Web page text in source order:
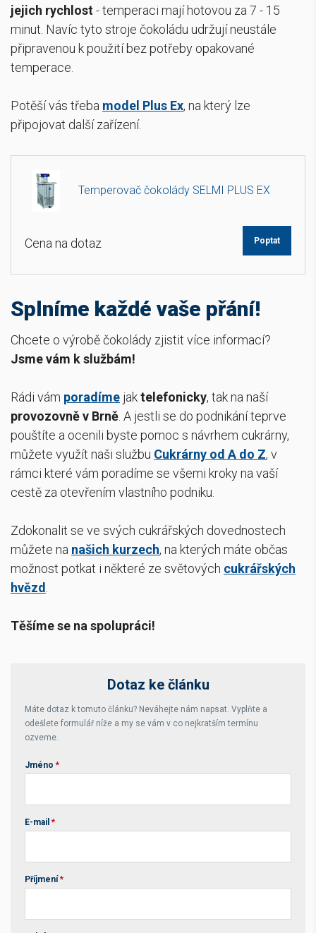
jejich rychlost- temperaci mají hotovou za 7 - 15
minut. Navíc tyto stroje čokoládu udržují neustále
připravenou k použití bez potřeby opakované
temperace
Potěší vás třeba model Plus Ex, na který lze
připojovat další zařízení.
Temperovač čokolády SELMI PLUS EX
Cena na dotaz Poptat
Splníme každé vaše přání!
Chcete o výrobě čokolády zjistit více informací?
Jsme vám k službám!
Rádi vám poradíme jaktelefonicky, tak na naší
provozovně v Brně . A jestli se do podnikání teprve
pouštíte a ocenili byste pomoc s návrhem cukrárny,
můžete využít naši službu Cukrárny od A do Z, v
rámci které vám poradíme se všemi kroky na vaší
cestě za otevřením vlastního podniku.
Zdokonalit se ve svých cukrářských dovednostech
můžete na našich kurzech, na kterých máte občas
možnost potkat i některé ze světových cukrářských
hvězd
Těšíme se na spolupráci!
Dotaz ke článku
Máte dotaz k tomuto článku? Neváhejte nám napsat. Vyplňte a
odešlete formulář níže a my se vám v co nejkratším termínu
ozveme.
Jméno *
E-mail *
Příjmení*